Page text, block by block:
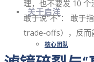
关于启洋
核心团队
理，也不要发 10 个
敢于说“不”： 敢于
trade-offs），反而